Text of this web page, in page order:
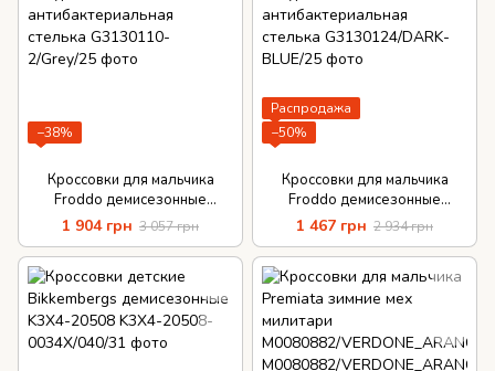
−38%
Кроссовки для мальчика
Froddo демисезонные
натуральная кожа съемная
антибактериальная стелька
1 904 грн 3 057 грн
Распродажа
−50%
Кроссовки для мальчика
Froddo демисезонные
натуральная кожа съемная
антибактериальная стелька
1 467 грн 2 934 грн